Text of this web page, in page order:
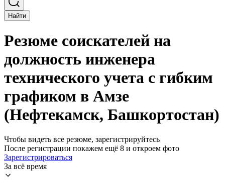
Найти
Резюме соискателей на
должность инженера
технического учета с гибким
графиком в Амзе
(Нефтекамск, Башкортостан)
Чтобы видеть все резюме, зарегистрируйтесь
После регистрации покажем ещё 8 и откроем фото
Зарегистрироваться
За всё время